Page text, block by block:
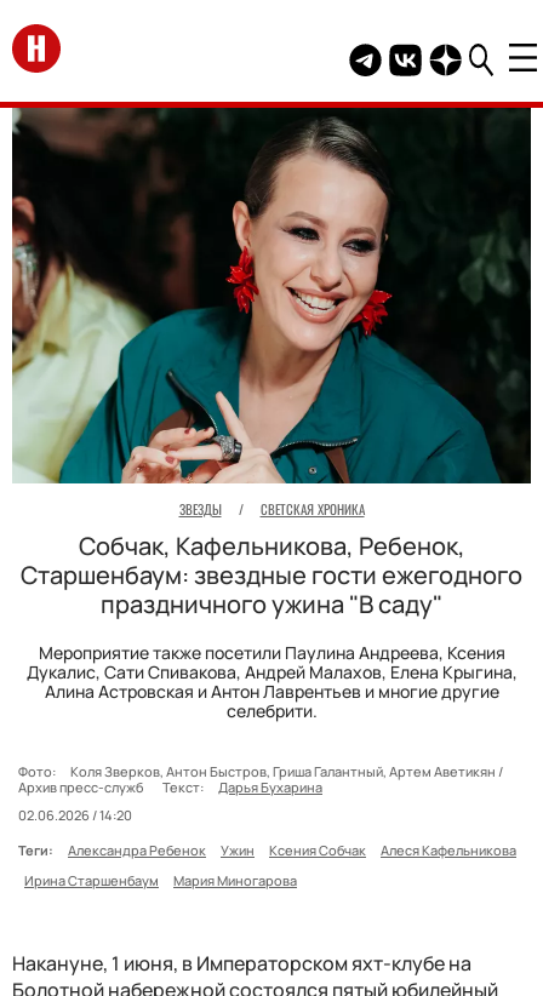
Перейти на главную
Telegram канал
Группа HELLO
Канал
ЗВЕЗДЫ / СВЕТСКАЯ ХРОНИКА
Собчак, Кафельникова, Ребенок,
Старшенбаум: звездные гости ежегодного
праздничного ужина "В саду"
Мероприятие также посетили Паулина Андреева, Ксения
Дукалис, Сати Спивакова, Андрей Малахов, Елена Крыгина,
Алина Астровская и Антон Лаврентьев и многие другие
селебрити.
Фото:
Коля Зверков, Антон Быстров, Гриша Галантный, Артем Аветикян /
Архив пресс-служб
Текст:
Дарья Бухарина
02.06.2026 / 14:20
Теги:
Александра Ребенок Ужин Ксения Собчак
Алеся Кафельникова
Ирина Старшенбаум
Мария Миногарова
Накануне, 1 июня, в Императорском яхт-клубе на
Болотной набережной состоялся пятый юбилейный